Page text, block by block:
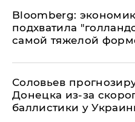
Bloomberg:
подхватила
самой тяжелой
Соловьев
Донецка из-за
баллистики у